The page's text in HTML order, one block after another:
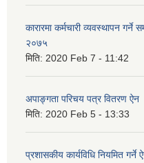
कारारमा कर्मचारी व्यवस्थापन गर्ने
२०७५
मिति: 2020 Feb 7 - 11:42
अपाङ्गता परिचय पत्र वितरण ऐन
मिति: 2020 Feb 5 - 13:33
प्रशासकीय कार्यविधि नियमित